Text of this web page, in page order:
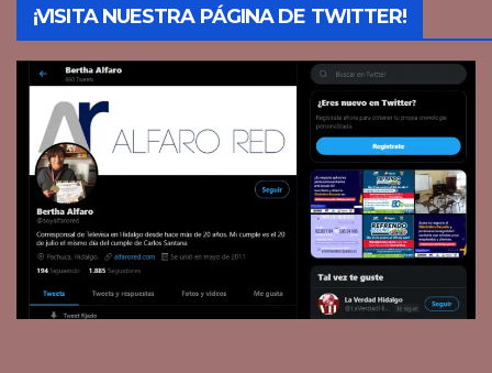
¡VISITA NUESTRA PÁGINA DE TWITTER!